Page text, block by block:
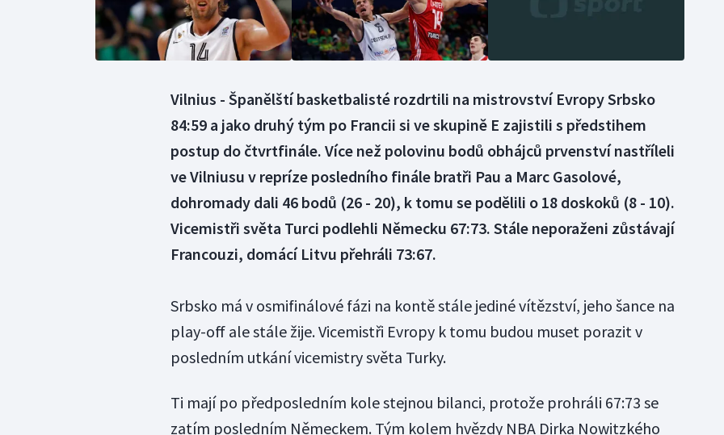
Vilnius - Španělští basketbalisté rozdrtili na mistrovství Evropy Srbsko
84:59 a jako druhý tým po Francii si ve skupině E zajistili s předstihem
postup do čtvrtfinále. Více než polovinu bodů obhájců prvenství nastříleli
ve Vilniusu v repríze posledního finále bratři Pau a Marc Gasolové,
dohromady dali 46 bodů (26 - 20), k tomu se podělili o 18 doskoků (8 - 10).
Vicemistři světa Turci podlehli Německu 67:73. Stále neporaženi zůstávají
Francouzi, domácí Litvu přehráli 73:67.
Srbsko má v osmifinálové fázi na kontě stále jediné vítězství, jeho šance na
play-off ale stále žije. Vicemistři Evropy k tomu budou muset porazit v
posledním utkání vicemistry světa Turky.
Ti mají po předposledním kole stejnou bilanci, protože prohráli 67:73 se
zatím posledním Německem. Tým kolem hvězdy NBA Dirka Nowitzkého